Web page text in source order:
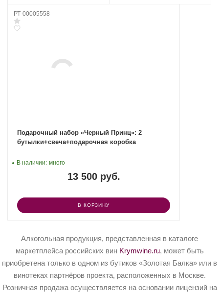
РТ-00005558
Подарочный набор «Черный Принц»: 2
бутылки+свеча+подарочная коробка
13 500 руб.
В наличии: много
В КОРЗИНУ
Алкогольная продукция, представленная в каталоге
маркетплейса российских вин Krymwine.ru, может быть
приобретена только в одном из бутиков «Золотая Балка» или в
винотеках партнёров проекта, расположенных в Москве.
Розничная продажа осуществляется на основании лицензий на